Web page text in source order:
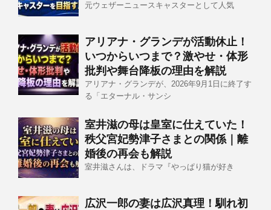
元ウェザーニュースキャスターとして人気
アリアナ・グランデが活動休止！
いつからいつまで？激やせ・体形
批判や舞台降板の理由を解説
アリアナ・グランデが、2026年9月1日に終了す
る「エターナル・サンシ
室井滋の母は皇室に仕えていた！
秩父宮妃勢津子さまとの関係｜離
婚後の再会も解説
室井滋さんは、ドラマ『やっぱり猫が好き
広沢一郎の妻は広沢真理！馴れ初